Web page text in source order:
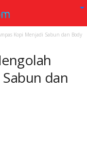
Kopi Menjadi Sabun dan Body
dan